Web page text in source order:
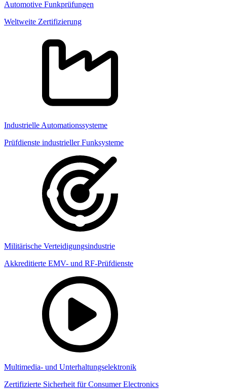
Automotive Funkprüfungen
Weltweite Zertifizierung
Industrielle Automationssysteme
Prüfdienste industrieller Funksysteme
Militärische Verteidigungsindustrie
Akkreditierte EMV- und RF-Prüfdienste
Multimedia- und Unterhaltungselektronik
Zertifizierte Sicherheit für Consumer Electronics